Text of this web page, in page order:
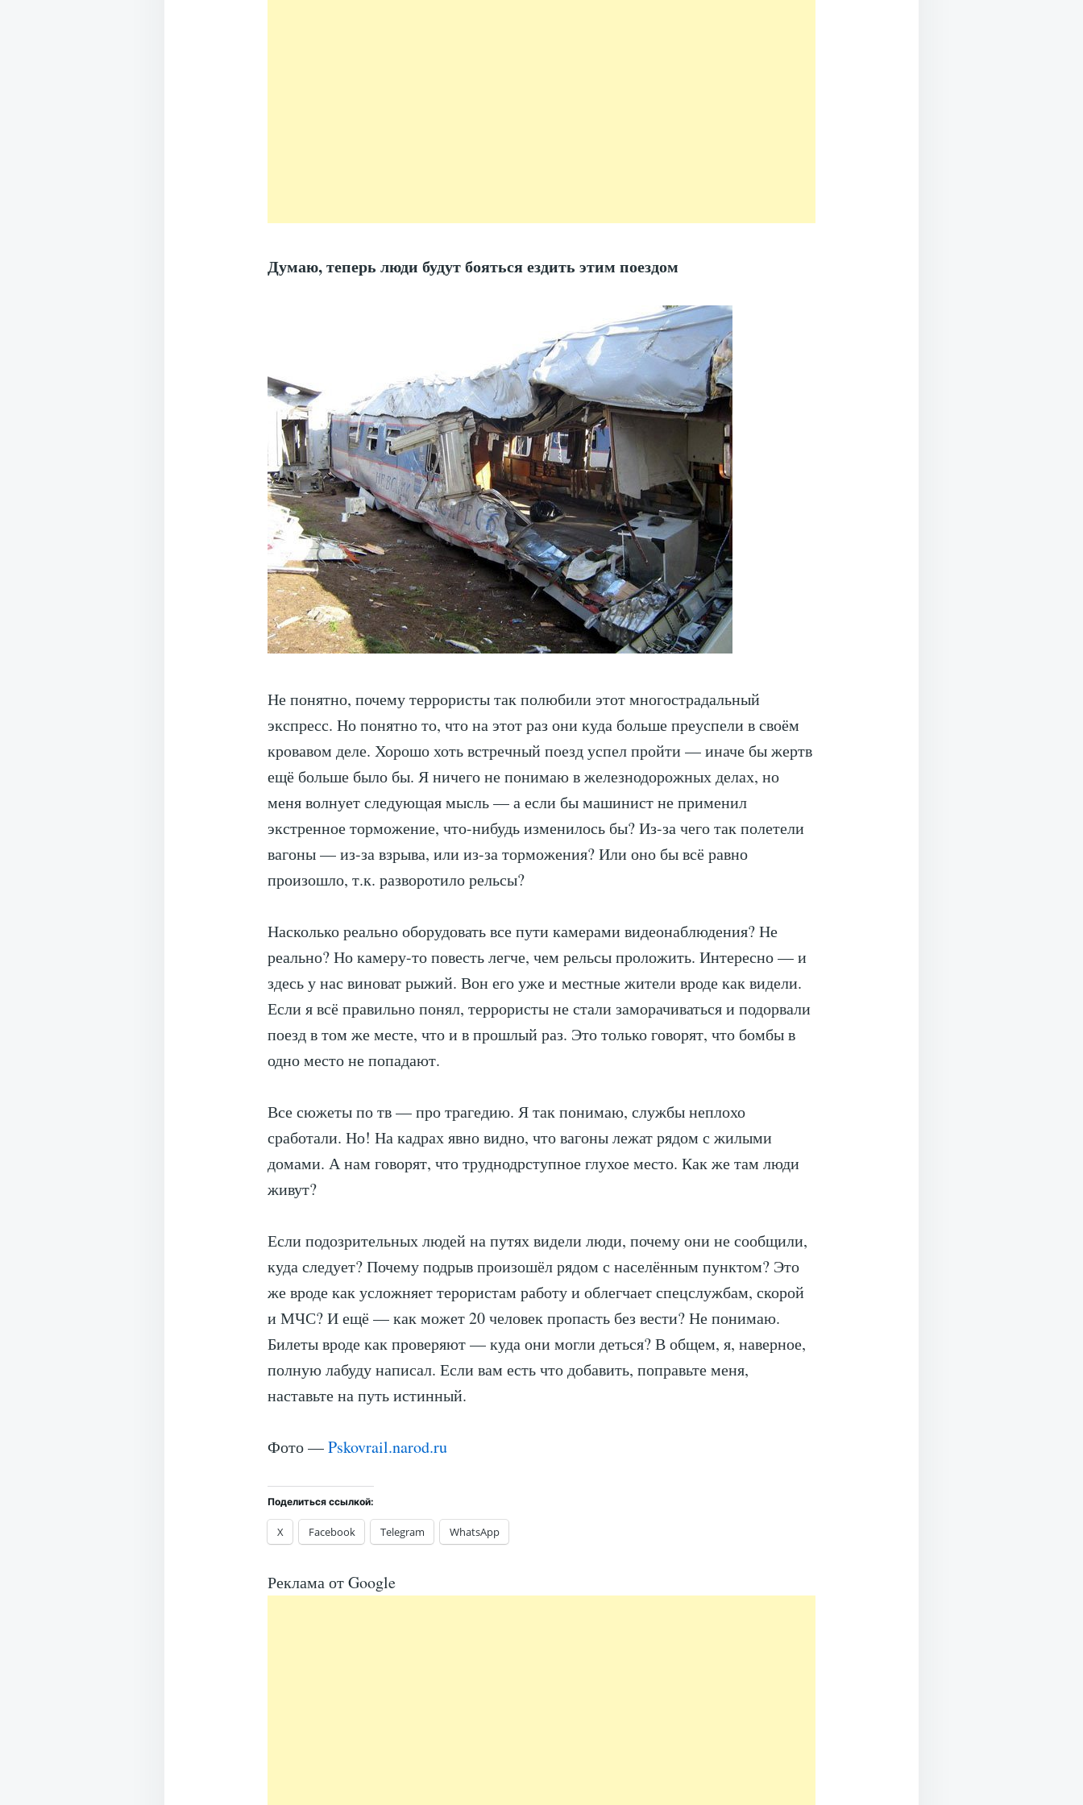
Думаю, теперь люди будут бояться ездить этим поездом
Не понятно, почему террористы так полюбили этот многострадальный
экспресс. Но понятно то, что на этот раз они куда больше преуспели в своём
кровавом деле. Хорошо хоть встречный поезд успел пройти — иначе бы жертв
ещё больше было бы. Я ничего не понимаю в железнодорожных делах, но
меня волнует следующая мысль — а если бы машинист не применил
экстренное торможение, что-нибудь изменилось бы? Из-за чего так полетели
вагоны — из-за взрыва, или из-за торможения? Или оно бы всё равно
произошло, т.к. разворотило рельсы?
Насколько реально оборудовать все пути камерами видеонаблюдения? Не
реально? Но камеру-то повесть легче, чем рельсы проложить. Интересно — и
здесь у нас виноват рыжий. Вон его уже и местные жители вроде как видели.
Если я всё правильно понял, террористы не стали заморачиваться и подорвали
поезд в том же месте, что и в прошлый раз. Это только говорят, что бомбы в
одно место не попадают.
Все сюжеты по тв — про трагедию. Я так понимаю, службы неплохо
сработали. Но! На кадрах явно видно, что вагоны лежат рядом с жилыми
домами. А нам говорят, что труднодрступное глухое место. Как же там люди
живут?
Если подозрительных людей на путях видели люди, почему они не сообщили,
куда следует? Почему подрыв произошёл рядом с населённым пунктом? Это
же вроде как усложняет терористам работу и облегчает спецслужбам, скорой
и МЧС? И ещё — как может 20 человек пропасть без вести? Не понимаю.
Билеты вроде как проверяют — куда они могли деться? В общем, я, наверное,
полную лабуду написал. Если вам есть что добавить, поправьте меня,
наставьте на путь истинный.
Фото —Pskovrail.narod.ru
Поделиться ссылкой:
X Facebook Telegram WhatsApp
Реклама от Google